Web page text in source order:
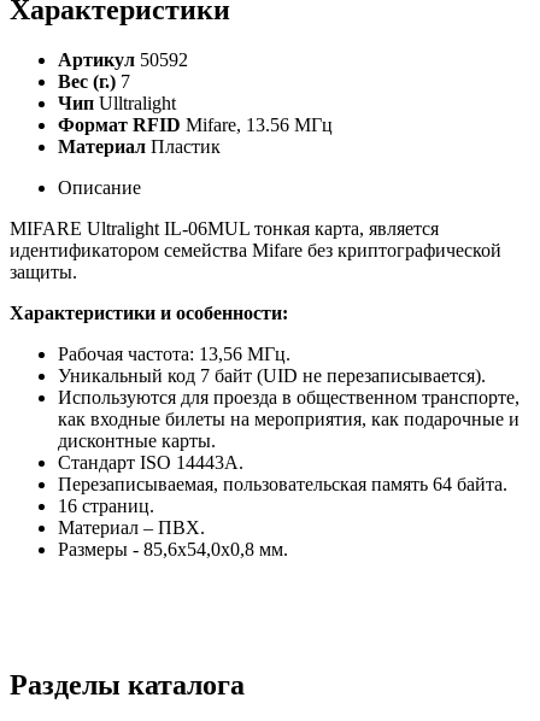
Характеристики
Артикул 50592
Вес (г.) 7
Чип Ulltralight
Формат RFID Mifare, 13.56 МГц
Материал Пластик
Описание
MIFARE Ultralight IL-06MUL тонкая карта, является
идентификатором семейства Mifare без криптографической
защиты.
Характеристики и особенности:
Рабочая частота: 13,56 МГц.
Уникальный код 7 байт (UID не перезаписывается).
Используются для проезда в общественном транспорте,
как входные билеты на мероприятия, как подарочные и
дисконтные карты.
Стандарт ISO 14443A.
Перезаписываемая, пользовательская память 64 байта.
16 страниц.
Материал – ПВХ.
Размеры - 85,6х54,0х0,8 мм.
Разделы каталога